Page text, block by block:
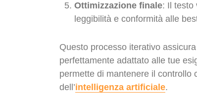
Ottimizzazione finale: Il testo
leggibilità e conformità alle
Questo processo iterativo
perfettamente adattato alle tue
permette di mantenere il controllo
dell’intelligenza artificiale.